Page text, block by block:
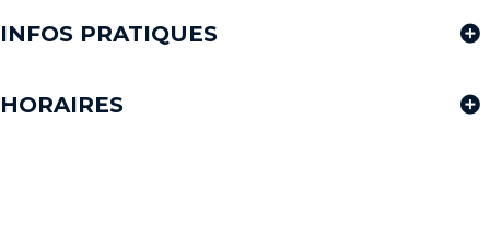
INFOS PRATIQUES
HORAIRES